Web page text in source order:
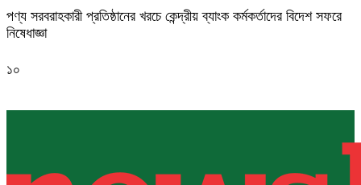
পণ্য সরবরাহকারী প্রতিষ্ঠানের খরচে কেন্দ্রীয় ব্যাংক কর্মকর্তাদের বিদেশ সফরে
নিষেধাজ্ঞা
১০